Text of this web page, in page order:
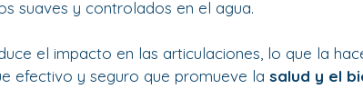
suaves y controlados en el agua.
el impacto en las articulaciones, lo que la
efectivo y seguro que promueve la salud y el